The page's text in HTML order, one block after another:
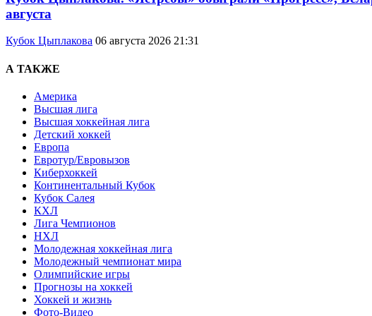
августа
Кубок Цыплакова 06 августа 2026 21:31
А ТАКЖЕ
Америка
Высшая лига
Высшая хоккейная лига
Детский хоккей
Европа
Евротур/Евровызов
Киберхоккей
Континентальный Кубок
Кубок Салея
КХЛ
Лига Чемпионов
НХЛ
Молодежная хоккейная лига
Молодежный чемпионат мира
Олимпийские игры
Прогнозы на хоккей
Хоккей и жизнь
Фото-Видео